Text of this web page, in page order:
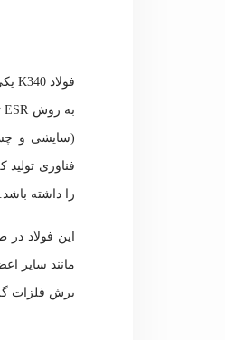
فولاد K340 یکی از انواع فولاد ابزار سردکاری است که به‌صورت انحصاری در کارخانه بهلر آلمان
(سایشی و
فناوری
را داشته باشد.
این فولاد در
مانند سایر
برش فلزات